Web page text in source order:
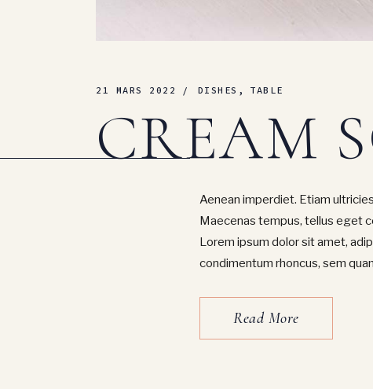
21 MARS 2022 DISHES TABLE
CREAM
Aenean imperdiet. Etiam
Maecenas tempus, tellus eget
Lorem ipsum dolor sit amet,
condimentum rhoncus, sem
Read More